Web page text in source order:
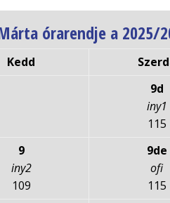
órarendje a 2025/
Kedd
9d
iny1
115
9
iny2
109
9de
ofi
115